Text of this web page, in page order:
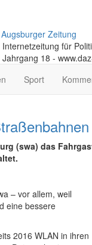
Zeitung
für
18 -
Sport
(swa) das
– vor allem, weil
eine bessere
2016 WLAN in ihren